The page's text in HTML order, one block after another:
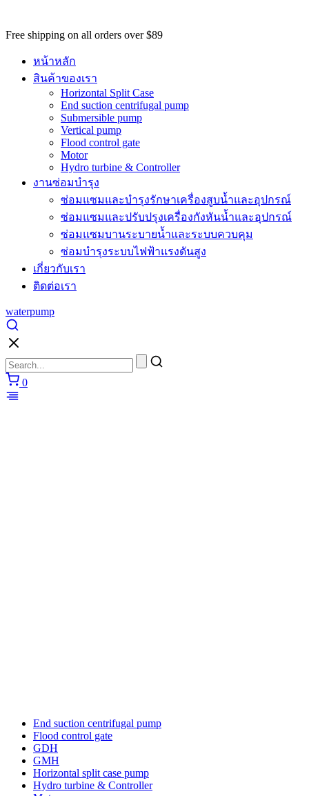
Free shipping on all orders over $89
หน้าหลัก
สินค้าของเรา
Horizontal Split Case
End suction centrifugal pump
Submersible pump
Vertical pump
Flood control gate
Motor
Hydro turbine & Controller
งานซ่อมบำรุง
ซ่อมแซมและบำรุงรักษาเครื่องสูบน้ำและอุปกรณ์
ซ่อมแซมและปรับปรุงเครื่องกังหันน้ำและอุปกรณ์
ซ่อมแซมบานระบายน้ำและระบบควบคุม
ซ่อมบำรุงระบบไฟฟ้าแรงดันสูง
เกี่ยวกับเรา
ติดต่อเรา
waterpump
0
End suction centrifugal pump
Flood control gate
GDH
GMH
Horizontal split case pump
Hydro turbine & Controller